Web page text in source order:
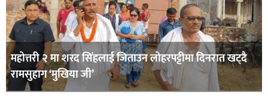
महोत्तरी २ मा शरद सिंहलाई जिताउन लोहरपट्टीमा दिनरात खट्दै
रामसुहाग ‘मुखिया जी’